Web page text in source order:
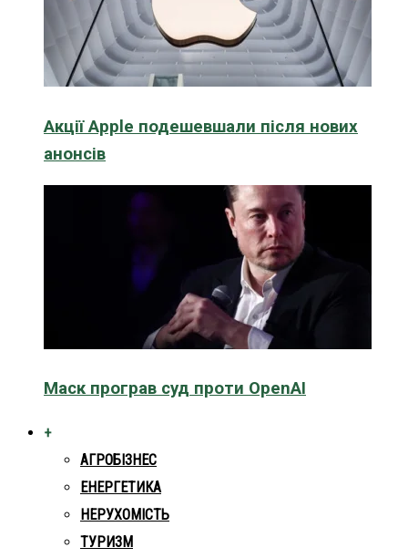
Акції Apple подешевшали після нових
анонсів
Маск програв суд проти OpenAI
+
АГРОБІЗНЕС
ЕНЕРГЕТИКА
НЕРУХОМІСТЬ
ТУРИЗМ